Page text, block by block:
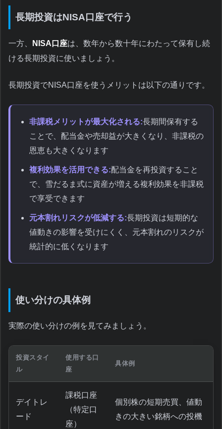
長期投資はNISA口座で行う
一方、 NISA口座は、数年から数十年にわたって保有し続
ける長期投資に使いましょう。
長期投資でNISA口座を使うメリットは以下の通りです。
非課税メリットが最大化される:長期間保有する
ことで、配当金や売却益が大きくなり、非課税の
恩恵も大きくなります
複利効果を活用できる:配当金を再投資すること
で、雪だるま式に資産が増える複利効果を非課税
で享受できます
元本割れリスクが低減する:長期投資は短期的な
値動きの影響を受けにくく、元本割れのリスクが
統計的に低くなります
使い分けの具体例
実際の使い分けの例を見てみましょう。
投資スタイ
ル
使用する口
座
具体例
デイトレ
ード
課税口座
（特定口
座）
個別株の短期売買、値動
きの大きい銘柄への投機